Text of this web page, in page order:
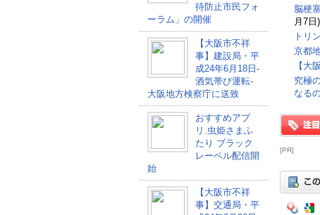
待防止市民フォ
ーラム」の開催
【大阪市不祥
事】建設局・平
成24年6月18日-
酒気帯び運転-
大阪地方検察庁に送致
おすすめアプ
リ.虫姫さまふ
たり ブラック
レーベル配信開
始
【大阪市不祥
事】交通局・平
脳梗
月7日)
トリ
京都
【大
究極
なる
[PR]